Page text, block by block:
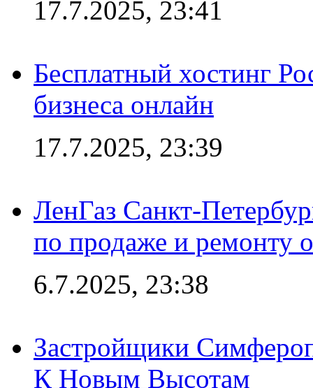
17.7.2025, 23:41
Бесплатный хостинг
бизнеса онлайн
17.7.2025, 23:39
ЛенГаз Санкт-
по продаже и ремонту
6.7.2025, 23:38
Застройщики
К Новым Высотам